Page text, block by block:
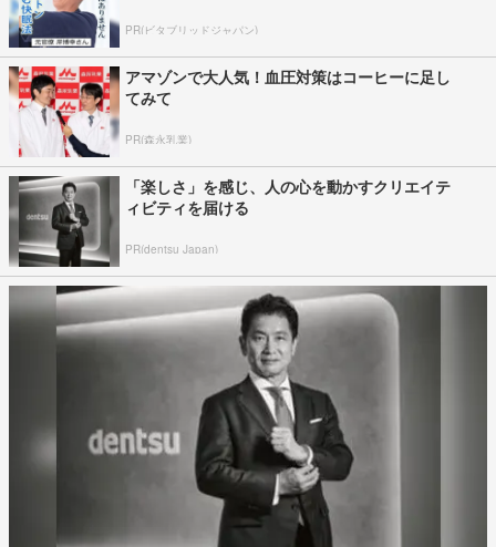
PR(ビタブリッドジャパン)
アマゾンで大人気！血圧対策はコーヒーに足し
てみて
PR(森永乳業)
「楽しさ」を感じ、人の心を動かすクリエイテ
ィビティを届ける
PR(dentsu Japan)